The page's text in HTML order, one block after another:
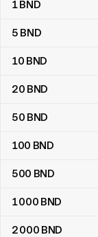
1BND
5 BND
10 BND
20 BND
50 BND
100 BND
500 BND
1 000 BND
2 000 BND